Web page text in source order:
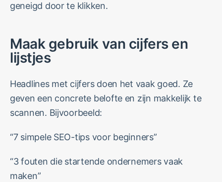
geneigd door te klikken.
Maak gebruik van cijfers en
lijstjes
Headlines met cijfers doen het vaak goed. Ze
geven een concrete belofte en zijn makkelijk te
scannen. Bijvoorbeeld:
“7 simpele SEO-tips voor beginners”
“3 fouten die startende ondernemers vaak
maken”